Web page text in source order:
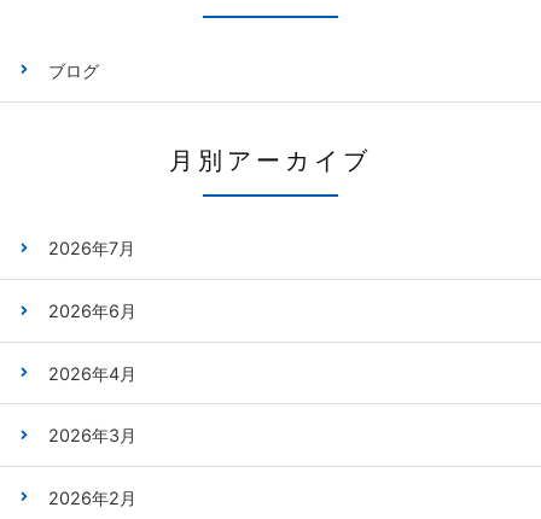
ブログ
月別アーカイブ
2026年7月
2026年6月
2026年4月
2026年3月
2026年2月